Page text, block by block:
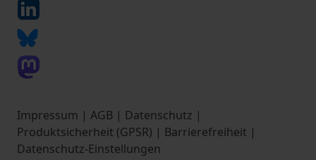
Impressum | AGB | Datenschutz |
Produktsicherheit (GPSR) | Barrierefreiheit |
Datenschutz-Einstellungen